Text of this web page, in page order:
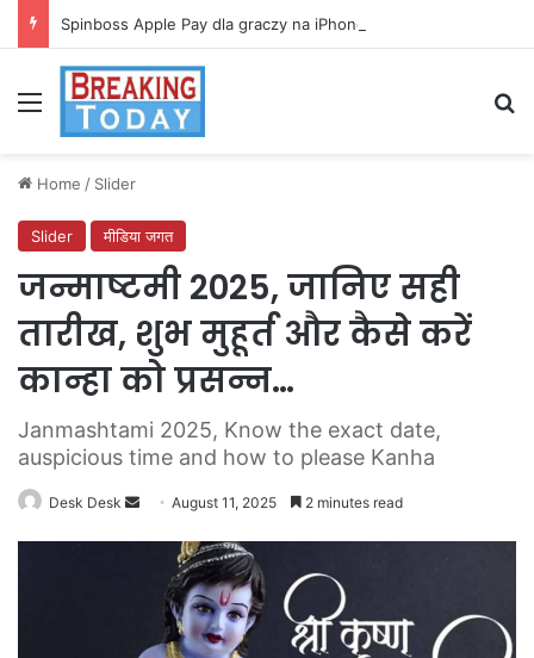
Spinboss Apple Pay dla graczy na iPhone
Menu
Home / Slider
Slider मीडिया जगत
जन्माष्टमी 2025, जानिए सही
तारीख, शुभ मुहूर्त और कैसे करें
कान्हा को प्रसन्न…
Janmashtami 2025, Know the exact date,
auspicious time and how to please Kanha
Desk Desk
SendAugust 11, 2025 2 minutes read